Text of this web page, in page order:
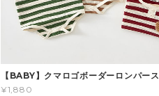
【BABY】クマロゴボーダーロンパース
¥1,880